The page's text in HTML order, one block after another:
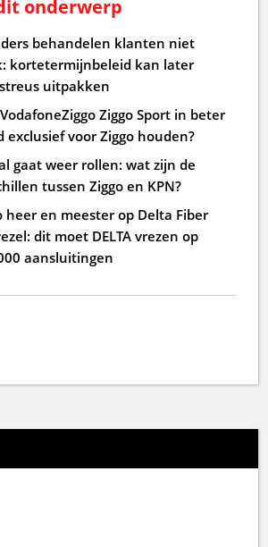
onderwerp
behandelen klanten niet
kortetermijnbeleid kan later
uitpakken
Ziggo Sport in beter
exclusief voor Ziggo houden?
gaat weer rollen: wat zijn de
tussen Ziggo en KPN?
heer en meester op Delta Fiber
dit moet DELTA vrezen op
aansluitingen